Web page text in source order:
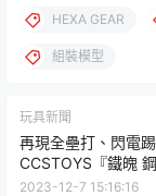
HEXA GEAR
組裝模型
玩具新聞
再現全壘打、閃電
CCSTOYS『鐵魄
金可動模型』搭載豐
2023-12-7 15:16:16